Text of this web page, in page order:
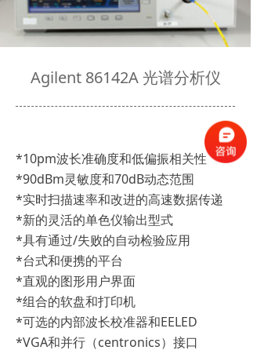
Agilent 86142A 光谱分析仪
*10pm波长准确度和低偏振相关性
*90dBm灵敏度和70dB动态范围
*实时扫描速率和改进的高速数据传递
*新的灵活的单色仪输出型式
*具有通过/失败的自动检验应用
*台式和便携的平台
*直观的图形用户界面
*组合的软盘和打印机
*可选的内部波长校准器和EELED
*VGA和并行（centronics）接口